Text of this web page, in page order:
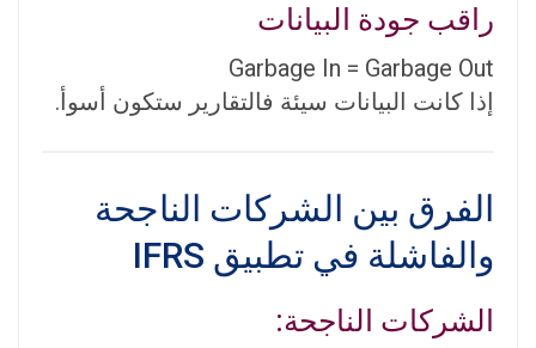
راقب جودة البيانات
Garbage In = Garbage Out
إذا كانت البيانات سيئة فالتقارير ستكون أسوأ.
الفرق بين الشركات الناجحة
والفاشلة في تطبيق IFRS
الشركات الناجحة: